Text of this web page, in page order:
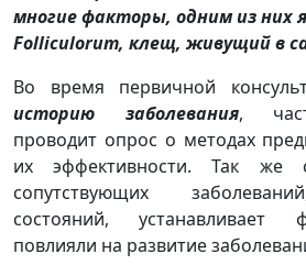
многие факторы, одним из них
Folliculorum, клещ, живущий в
Во время первичной
историю заболевания,
проводит опрос о методах
их эффективности. Так же
сопутствующих
состояний, устанавливает
повлияли на развитие